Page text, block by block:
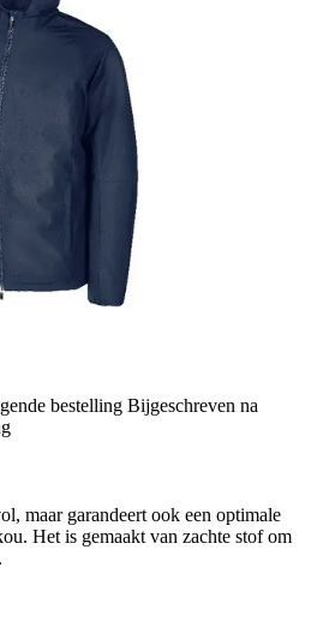
bestelling Bijgeschreven na
maar garandeert ook een optimale
Het is gemaakt van zachte stof om